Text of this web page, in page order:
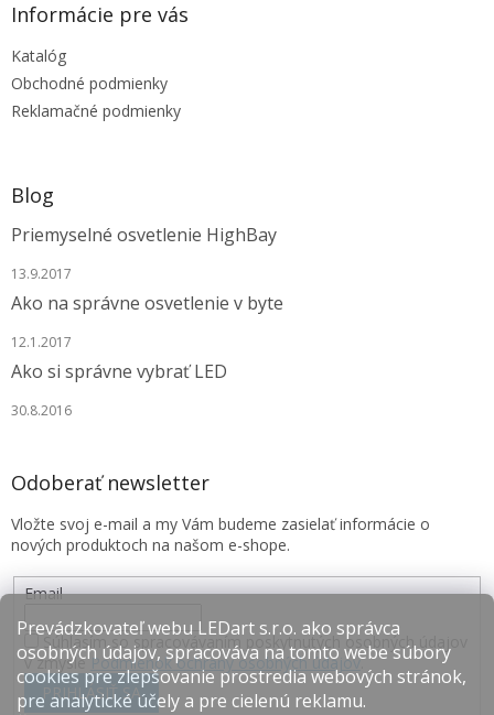
Prevádzkovateľ webu LEDart s.r.o. ako správca
osobných údajov, spracováva na tomto webe súbory
cookies pre zlepšovanie prostredia webových stránok,
pre analytické účely a pre cielenú reklamu.
Informácie pre vás
Katalóg
Obchodné podmienky
Reklamačné podmienky
Blog
Priemyselné osvetlenie HighBay
13.9.2017
Ako na správne osvetlenie v byte
12.1.2017
Ako si správne vybrať LED
30.8.2016
Odoberať newsletter
Vložte svoj e-mail a my Vám budeme zasielať informácie o
nových produktoch na našom e-shope.
Email
Súhlasím so spracovávaním poskytnutých osobných údajov
v zmysle Podmienok ochrany osobných údajov.
PRIHLÁSIŤ SA